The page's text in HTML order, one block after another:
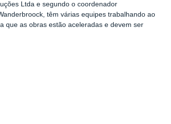
Ltda e segundo o coordenador
têm várias equipes trabalhando ao
que as obras estão aceleradas e devem ser